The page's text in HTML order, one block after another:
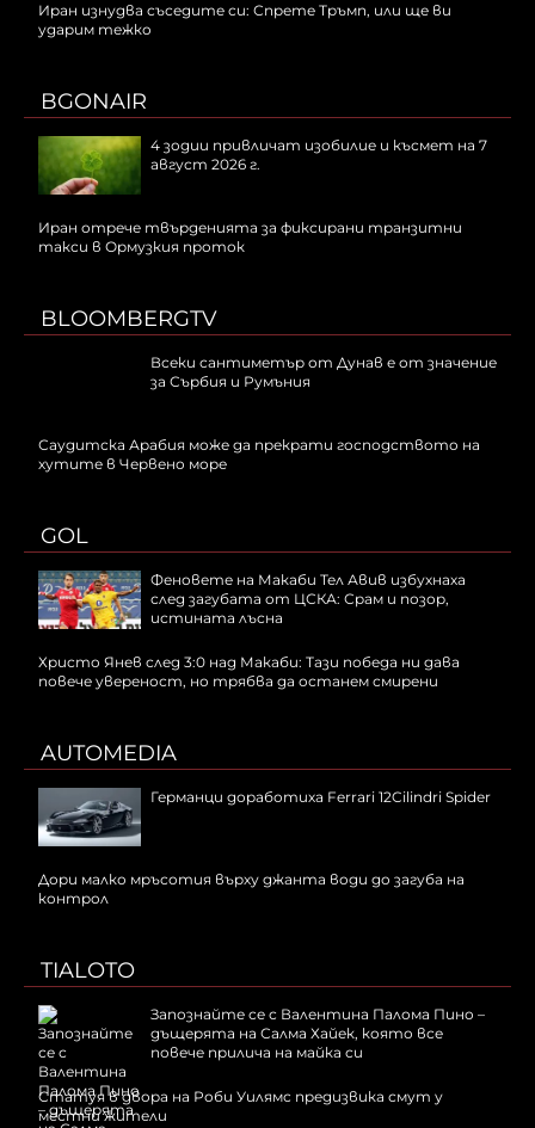
Иран изнудва съседите си: Спрете Тръмп, или ще ви
ударим тежко
BGONAIR
4 зодии привличат изобилие и късмет на 7
август 2026 г.
Иран отрече твърденията за фиксирани транзитни
такси в Ормузкия проток
BLOOMBERGTV
Всеки сантиметър от Дунав е от значение
за Сърбия и Румъния
Саудитска Арабия може да прекрати господството на
хутите в Червено море
GOL
Феновете на Макаби Тел Авив избухнаха
след загубата от ЦСКА: Срам и позор,
истината лъсна
Христо Янев след 3:0 над Макаби: Тази победа ни дава
повече увереност, но трябва да останем смирени
AUTOMEDIA
Германци доработиха Ferrari 12Cilindri Spider
Дори малко мръсотия върху джанта води до загуба на
контрол
TIALOTO
Запознайте се с Валентина Палома Пино –
дъщерята на Салма Хайек, която все
повече прилича на майка си
Статуя в двора на Роби Уилямс предизвика смут у
местни жители